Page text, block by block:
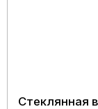
Стеклянная